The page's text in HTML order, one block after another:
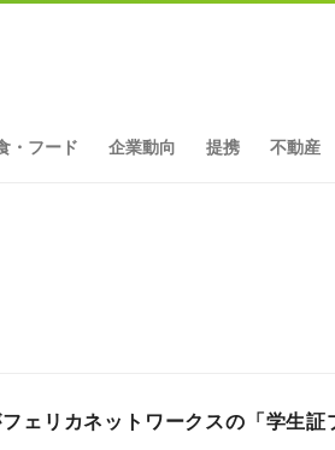
・フード 企業動向 提携 不動産
ェリカネットワークスの「学生証